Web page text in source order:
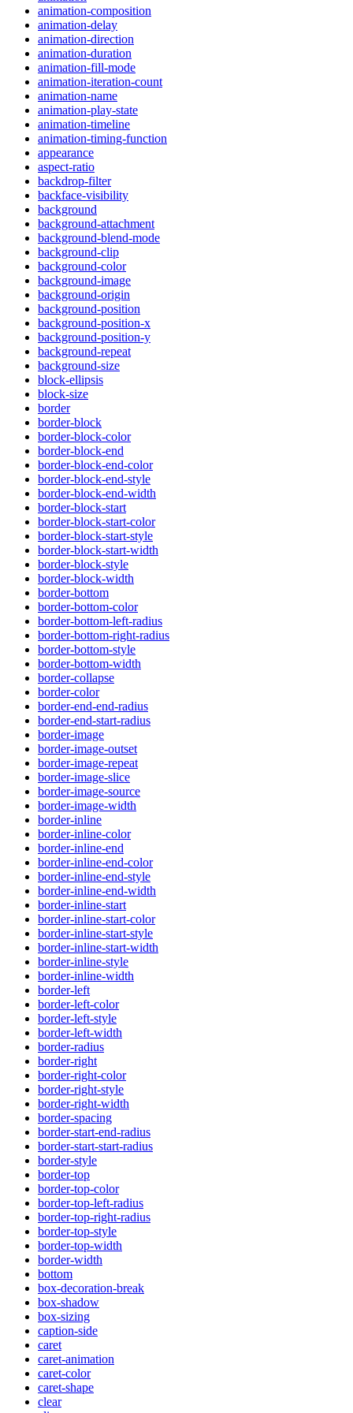
animation-composition
animation-delay
animation-direction
animation-duration
animation-fill-mode
animation-iteration-count
animation-name
animation-play-state
animation-timeline
animation-timing-function
appearance
aspect-ratio
backdrop-filter
backface-visibility
background
background-attachment
background-blend-mode
background-clip
background-color
background-image
background-origin
background-position
background-position-x
background-position-y
background-repeat
background-size
block-ellipsis
block-size
border
border-block
border-block-color
border-block-end
border-block-end-color
border-block-end-style
border-block-end-width
border-block-start
border-block-start-color
border-block-start-style
border-block-start-width
border-block-style
border-block-width
border-bottom
border-bottom-color
border-bottom-left-radius
border-bottom-right-radius
border-bottom-style
border-bottom-width
border-collapse
border-color
border-end-end-radius
border-end-start-radius
border-image
border-image-outset
border-image-repeat
border-image-slice
border-image-source
border-image-width
border-inline
border-inline-color
border-inline-end
border-inline-end-color
border-inline-end-style
border-inline-end-width
border-inline-start
border-inline-start-color
border-inline-start-style
border-inline-start-width
border-inline-style
border-inline-width
border-left
border-left-color
border-left-style
border-left-width
border-radius
border-right
border-right-color
border-right-style
border-right-width
border-spacing
border-start-end-radius
border-start-start-radius
border-style
border-top
border-top-color
border-top-left-radius
border-top-right-radius
border-top-style
border-top-width
border-width
bottom
box-decoration-break
box-shadow
box-sizing
caption-side
caret
caret-animation
caret-color
caret-shape
clear